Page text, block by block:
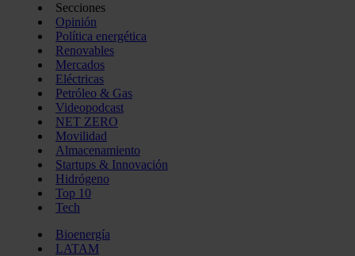
Secciones
Opinión
Política energética
Renovables
Mercados
Eléctricas
Petróleo & Gas
Videopodcast
NET ZERO
Movilidad
Almacenamiento
Startups & Innovación
Hidrógeno
Top 10
Tech
Bioenergía
LATAM